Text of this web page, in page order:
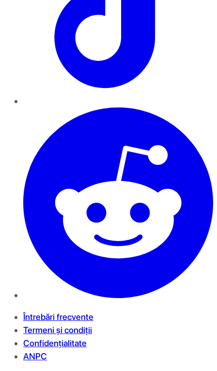
Întrebări frecvente
Termeni și condiții
Confidențialitate
ANPC